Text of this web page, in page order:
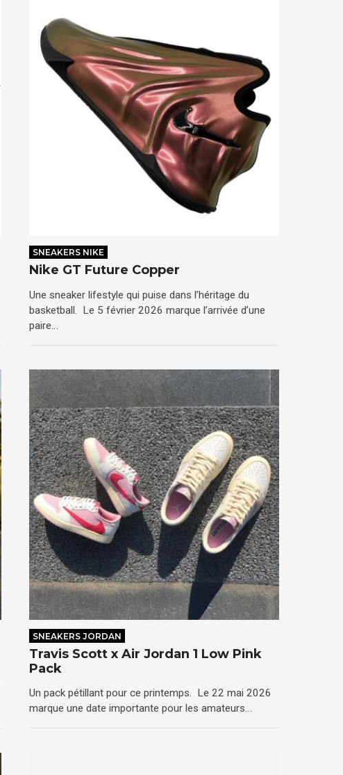
SNEAKERS NIKE
Nike GT Future Copper
Une sneaker lifestyle qui puise dans l’héritage du
basketball. Le 5 février 2026 marque l’arrivée d’une
paire…
SNEAKERS JORDAN
Travis Scott x Air Jordan 1 Low Pink
Pack
Un pack pétillant pour ce printemps. Le 22 mai 2026
marque une date importante pour les amateurs…